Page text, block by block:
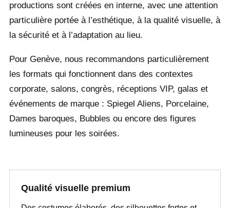
productions sont créées en interne, avec une attention
particulière portée à l’esthétique, à la qualité visuelle, à
la sécurité et à l’adaptation au lieu.
Pour Genève, nous recommandons particulièrement
les formats qui fonctionnent dans des contextes
corporate, salons, congrès, réceptions VIP, galas et
événements de marque : Spiegel Aliens, Porcelaine,
Dames baroques, Bubbles ou encore des figures
lumineuses pour les soirées.
Qualité visuelle premium